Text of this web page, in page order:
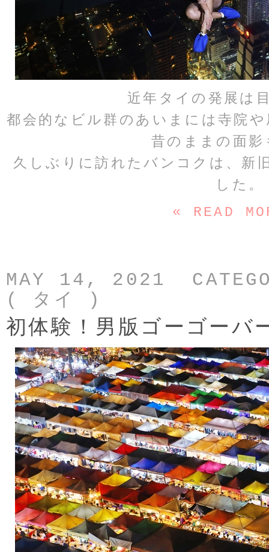
近年タイの発展は
都会的なビル群のあいまには寺院
昔のままの面影
久しぶりに訪れたバンコクは、新
した。
« READ
MAY 14, 2021
( タイ )
初体験！男版ゴーゴーバ